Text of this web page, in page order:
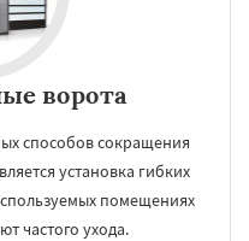
ворота
способов сокращения
установка гибких
помещениях
частого ухода.